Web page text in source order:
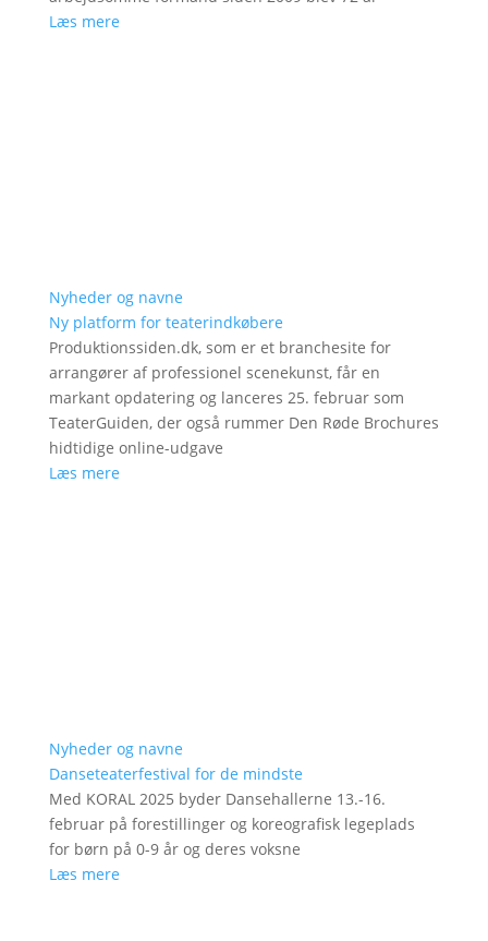
Læs mere
Nyheder og navne
Ny platform for teaterindkøbere
Produktionssiden.dk, som er et branchesite for
arrangører af professionel scenekunst, får en
markant opdatering og lanceres 25. februar som
TeaterGuiden, der også rummer Den Røde Brochures
hidtidige online-udgave
Læs mere
Nyheder og navne
Danseteaterfestival for de mindste
Med KORAL 2025 byder Dansehallerne 13.-16.
februar på forestillinger og koreografisk legeplads
for børn på 0-9 år og deres voksne
Læs mere